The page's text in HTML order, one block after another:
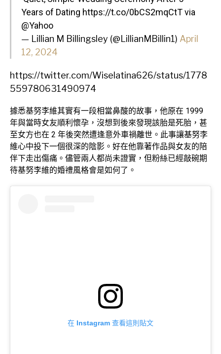
Years of Dating https://t.co/0bCS2mqCtTvia
@Yahoo
— Lillian M Billingsley (@LillianMBillin1) April
12, 2024
https://twitter.com/Wiselatina626/status/1778
559780631490974
據悉基努李維其實有一段相當鼻酸的故事，他原在 1999
年與當時女友順利懷孕，沒想到後來發現該胎是死胎，甚
至女方也在 2 年後突然遭逢意外車禍離世。此事讓基努李
維心中投下一個很深的陰影。好在他靠著作品與女友的陪
伴下走出傷痛。儘管兩人都尚未證實，但粉絲已經敲碗期
待基努李維的婚禮風格會是如何了。
在 Instagram 查看這則貼文